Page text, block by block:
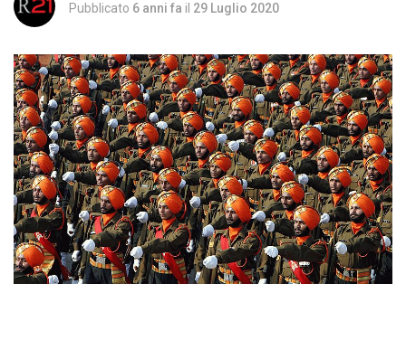
Pubblicato 6 anni fa il 29 Luglio 2020